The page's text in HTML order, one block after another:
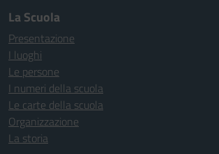
La Scuola
Presentazione
I luoghi
Le persone
I numeri della scuola
Le carte della scuola
Organizzazione
La storia